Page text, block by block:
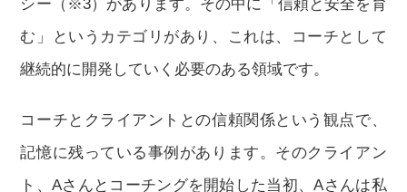
シー（※3）があります。その中に「信頼と安全を育
む」というカテゴリがあり、これは、コーチとして
継続的に開発していく必要のある領域です。
コーチとクライアントとの信頼関係という観点で、
記憶に残っている事例があります。そのクライアン
ト、Aさんとコーチングを開始した当初、Aさんは私